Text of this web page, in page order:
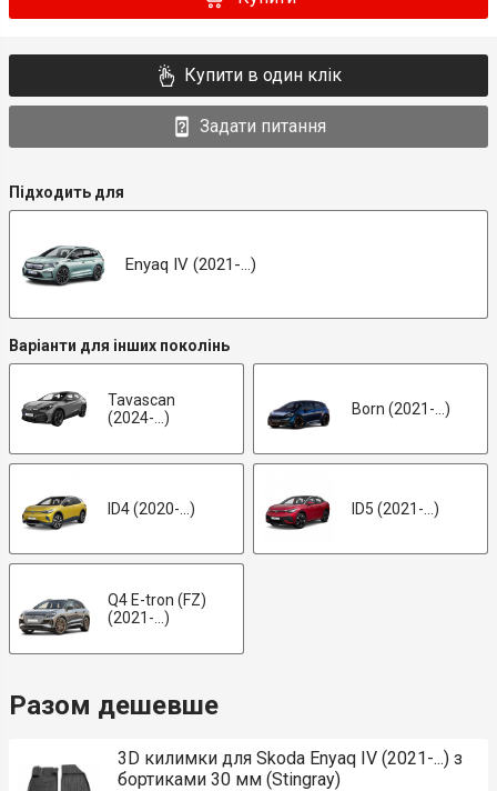
Купити в один клік
Задати питання
Підходить для
Enyaq IV (2021-...)
Варіанти для інших поколінь
Tavascan
(2024-...)
Born (2021-...)
ID4 (2020-...) ID5 (2021-...)
Q4 E-tron (FZ)
(2021-...)
Разом дешевше
3D килимки для Skoda Enyaq IV (2021-...) з
бортиками 30 мм (Stingray)